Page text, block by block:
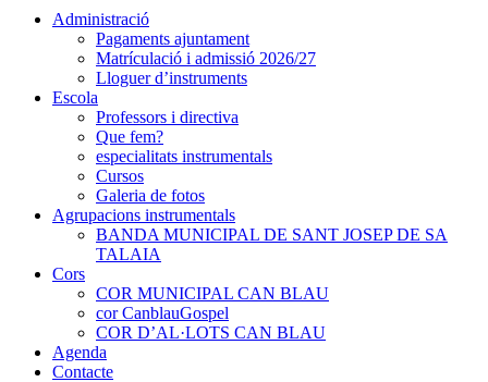
Administració
Pagaments ajuntament
Matrículació i admissió 2026/27
Lloguer d’instruments
Escola
Professors i directiva
Que fem?
especialitats instrumentals
Cursos
Galeria de fotos
Agrupacions instrumentals
BANDA MUNICIPAL DE SANT JOSEP DE SA
TALAIA
Cors
COR MUNICIPAL CAN BLAU
cor CanblauGospel
COR D’AL·LOTS CAN BLAU
Agenda
Contacte